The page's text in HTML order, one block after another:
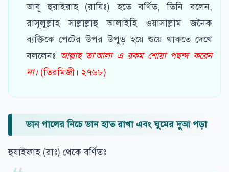
আবূ হুরাইরাহ (রাযিঃ) হতে বর্ণিত, তিনি বলেন,
রাসূলুল্লাহ সাল্লাল্লাহু আলাইহি ওয়াসাল্লাম জনৈক
ব্যক্তিকে পেটের উপর উপুড় হয়ে শুয়ে থাকতে দেখে
বললেনঃ আল্লাহ তা’আলা এ রকম শোয়া পছন্দ করেন
না। (তিরমিজী। ২৭৬৮)
ডান গালের নিচে ডান হাত রাখা এবং ঘুমের দুআ পড়া
হুযাইফাহ (রাঃ) থেকে বর্ণিতঃ